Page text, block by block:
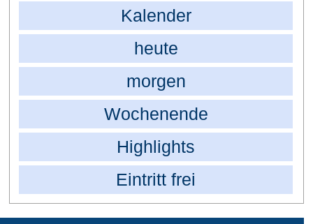
Kalender
heute
morgen
Wochenende
Highlights
Eintritt frei